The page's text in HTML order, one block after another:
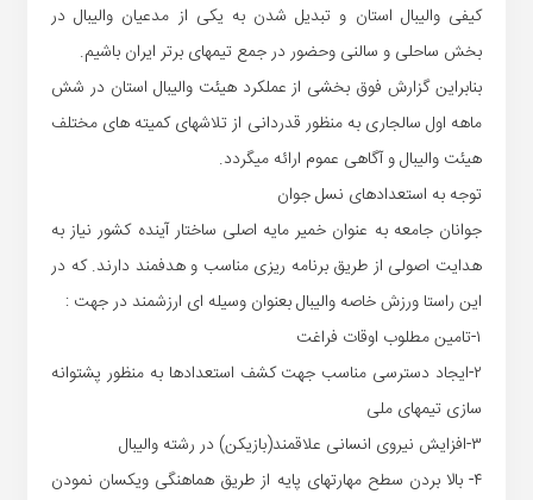
کیفی والیبال استان و تبدیل شدن به یکی از مدعیان والیبال در
بخش ساحلی و سالنی وحضور در جمع تیمهای برتر ایران باشیم.
بنابراین گزارش فوق بخشی از عملکرد هیئت والیبال استان در شش
ماهه اول سالجاری به منظور قدردانی از تلاشهای کمیته های مختلف
هیئت والیبال و آگاهی عموم ارائه میگردد.
توجه به استعدادهای نسل جوان
جوانان جامعه به عنوان خمیر مایه اصلی ساختار آینده کشور نیاز به
هدایت اصولی از طریق برنامه ریزی مناسب و هدفمند دارند. که در
این راستا ورزش خاصه والیبال بعنوان وسیله ای ارزشمند در جهت :
۱-تامین مطلوب اوقات فراغت
۲-ایجاد دسترسی مناسب جهت کشف استعدادها به منظور پشتوانه
سازی تیمهای ملی
۳-افزایش نیروی انسانی علاقمند(بازیکن) در رشته والیبال
۴- بالا بردن سطح مهارتهای پایه از طریق هماهنگی ویکسان نمودن